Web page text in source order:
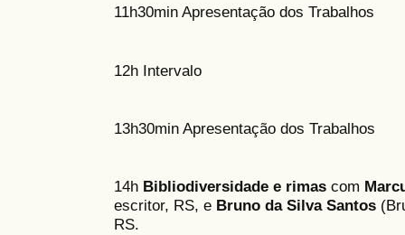
11h30min Apresentação dos Trabalhos
12h Intervalo
13h30min Apresentação dos Trabalhos
14h Bibliodiversidade e rimas com
escritor, RS, e Bruno da Silva Santos
RS.